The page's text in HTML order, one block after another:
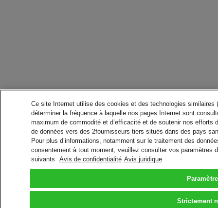
Ce site Internet utilise des cookies et des technologies
déterminer la fréquence à laquelle nos pages Internet sont
maximum de commodité et d’efficacité et de soutenir nos
de données vers des 2fournisseurs tiers situés dans des pays
Pour plus d’informations, notamment sur le traitement des
consentement à tout moment, veuillez consulter vos paramètres
suivants
Avis de confidentialité Avis juridique
Strictement